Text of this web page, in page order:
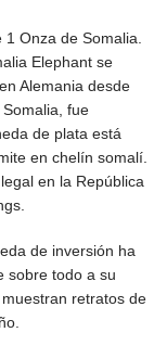
1 Onza de Somalia.
Elephant se
Alemania desde
fue
de plata está
en chelín somalí.
en la República
de inversión ha
sobre todo a su
retratos de